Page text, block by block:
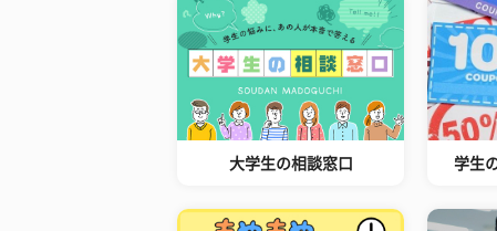
大学生の相談窓口 学生